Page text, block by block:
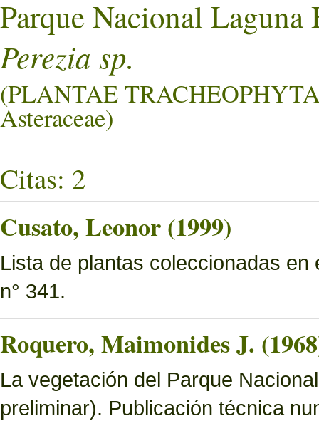
Parque Nacional Laguna
Perezia sp.
(PLANTAE
Asteraceae)
Citas: 2
Cusato, Leonor (1999)
Lista de plantas coleccionadas
n° 341.
Roquero, Maimonides J.
La vegetación del Parque
preliminar). Publicación técnica